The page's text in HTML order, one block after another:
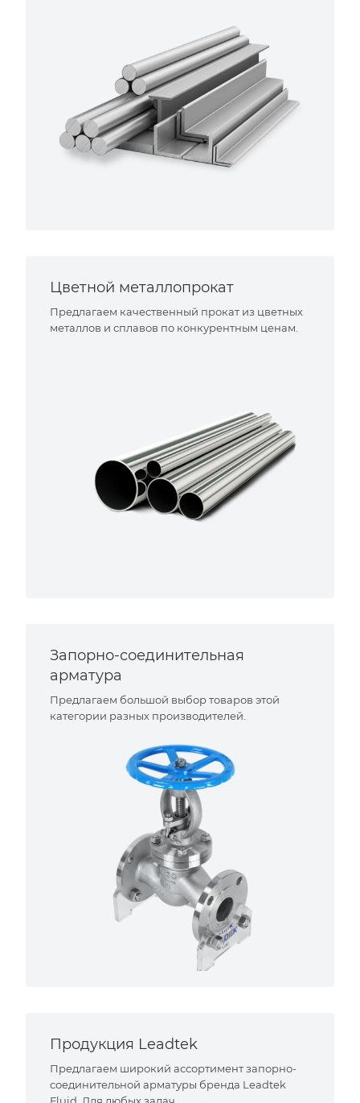
Цветной металлопрокат
Предлагаем качественный прокат из цветных
металлов и сплавов по конкурентным ценам.
Запорно-соединительная
арматура
Предлагаем большой выбор товаров этой
категории разных производителей.
Продукция Leadtek
Предлагаем широкий ассортимент запорно-
соединительной арматуры бренда Leadtek